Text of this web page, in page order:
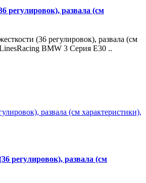
регулировок), развала (см
(36 регулировок), развала (см
BMW 3 Серия E30 ..
регулировок), развала (см